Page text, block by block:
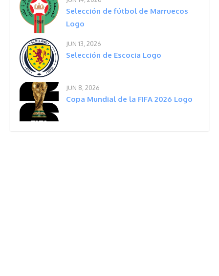
Selección de fútbol de Marruecos
Logo
JUN 13, 2026
Selección de Escocia Logo
JUN 8, 2026
Copa Mundial de la FIFA 2026 Logo